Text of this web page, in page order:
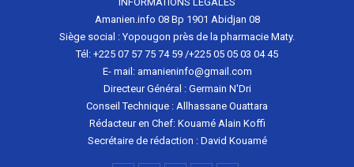
Amanien.info 08 Bp 1901 Abidjan 08
Siège social : Yopougon près de la pharmacie Maty.
Tél: +225 07 57 75 74 59 /+225 05 05 03 04 45
E- mail: amanieninfo@gmail.com
Directeur Général : Germain N'Dri
Conseil Technique : Allhassane Ouattara
Rédacteur en Chef: Kouamé Alain Koffi
Secrétaire de rédaction : David Kouamé